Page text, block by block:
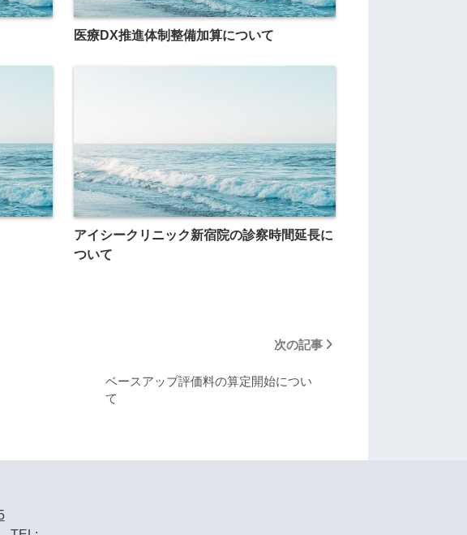
医療DX推進体制整備加算について
アイシークリニック新宿院の診察時間延長に
ついて
次の記事
ベースアップ評価料の算定開始につい
て